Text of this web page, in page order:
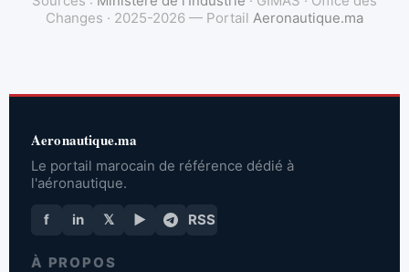
Changes · 2025-2026 — Portail Aeronautique.ma
Aeronautique.ma
Le portail marocain de référence dédié à
l'aéronautique.
f in 𝕏 ▶ RSS
À PROPOS